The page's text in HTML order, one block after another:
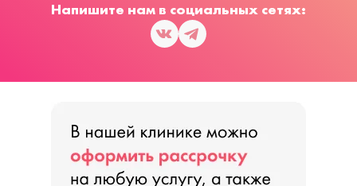
Напишите нам в социальных сетях: